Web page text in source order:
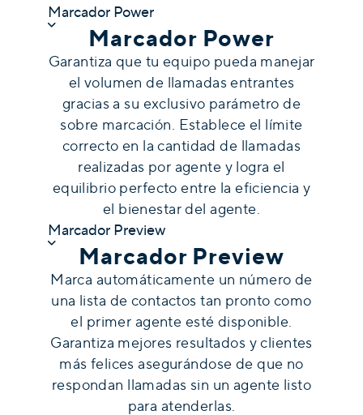
Marcador Power
Marcador Power
Garantiza que tu equipo pueda manejar
el volumen de llamadas entrantes
gracias a su exclusivo parámetro de
sobre marcación. Establece el límite
correcto en la cantidad de llamadas
realizadas por agente y logra el
equilibrio perfecto entre la eficiencia y
el bienestar del agente.
Marcador Preview
Marcador Preview
Marca automáticamente un número de
una lista de contactos tan pronto como
el primer agente esté disponible.
Garantiza mejores resultados y clientes
más felices asegurándose de que no
respondan llamadas sin un agente listo
para atenderlas.